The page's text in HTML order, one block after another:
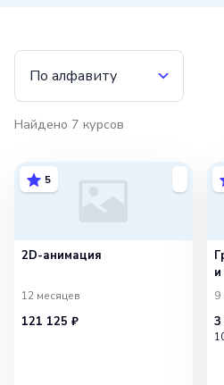
Animate предлагает
функций и удобный
делает его одним из
контента, несмотря на
По алфавиту
Найдено 7 курсов
5
2D-анимация
12 месяцев
121 125 ₽
9
3